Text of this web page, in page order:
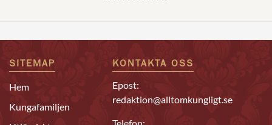
SITEMAP
Hem
Kungafamiljen
KONTAKTA OSS
Epost:
redaktion@alltomkungligt.se